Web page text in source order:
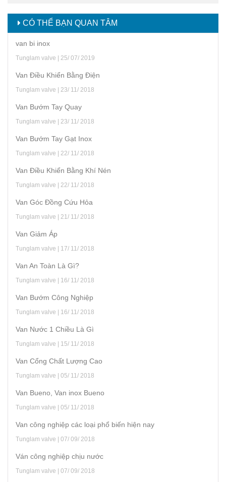
CÓ THỂ BẠN QUAN TÂM
van bi inox
Tunglam valve | 25/ 07/ 2019
Van Điều Khiển Bằng Điện
Tunglam valve | 23/ 11/ 2018
Van Bướm Tay Quay
Tunglam valve | 23/ 11/ 2018
Van Bướm Tay Gạt Inox
Tunglam valve | 22/ 11/ 2018
Van Điều Khiển Bằng Khí Nén
Tunglam valve | 22/ 11/ 2018
Van Góc Đồng Cứu Hỏa
Tunglam valve | 21/ 11/ 2018
Van Giảm Áp
Tunglam valve | 17/ 11/ 2018
Van An Toàn Là Gì?
Tunglam valve | 16/ 11/ 2018
Van Bướm Công Nghiệp
Tunglam valve | 16/ 11/ 2018
Van Nước 1 Chiều Là Gì
Tunglam valve | 15/ 11/ 2018
Van Cổng Chất Lượng Cao
Tunglam valve | 05/ 11/ 2018
Van Bueno, Van inox Bueno
Tunglam valve | 05/ 11/ 2018
Van công nghiệp các loại phổ biến hiện nay
Tunglam valve | 07/ 09/ 2018
Ván công nghiệp chịu nước
Tunglam valve | 07/ 09/ 2018